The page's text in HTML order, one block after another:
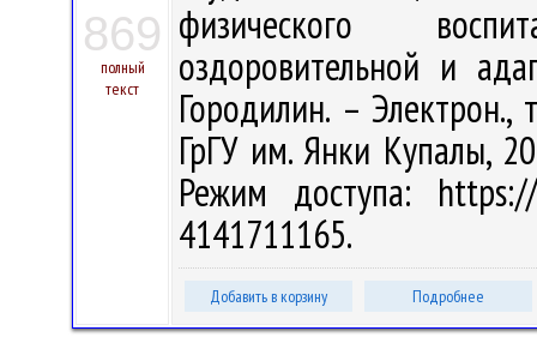
869
полный
текст
физического
оздоровительной и
Городилин. –
ГрГУ им. Янки Купалы,
Режим доступа:
4141711165.
Добавить в корзину Подробнее